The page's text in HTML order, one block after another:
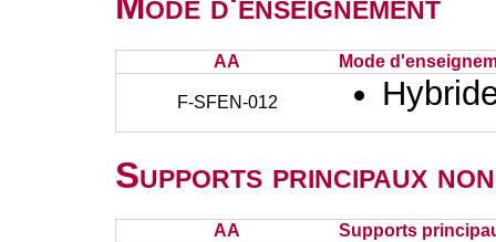
AA Mode
F-SFEN-012
Supports principaux
AA
Supports